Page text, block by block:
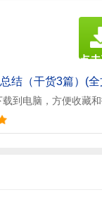
到电脑，方便收藏
点
文档